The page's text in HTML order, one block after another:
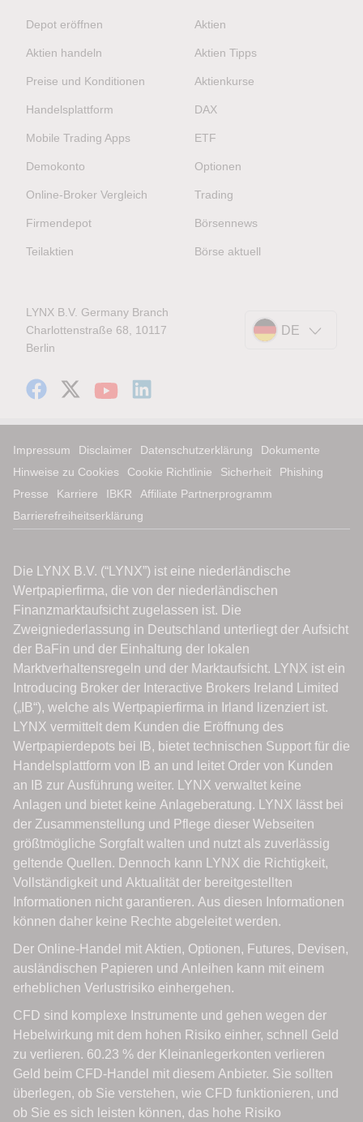
Depot eröffnen
Aktien handeln
Preise und Konditionen
Handelsplattform
Mobile Trading Apps
Demokonto
Online-Broker Vergleich
Firmendepot
Teilaktien
Aktien
Aktien Tipps
Aktienkurse
DAX
ETF
Optionen
Trading
Börsennews
Börse aktuell
LYNX B.V. Germany Branch
Charlottenstraße 68, 10117
Berlin
DE
Impressum Disclaimer Datenschutzerklärung
Dokumente
Hinweise zu Cookies
Cookie Richtlinie Sicherheit
Phishing
Presse
Karriere IBKR
Affiliate Partnerprogramm
Barrierefreiheitserklärung